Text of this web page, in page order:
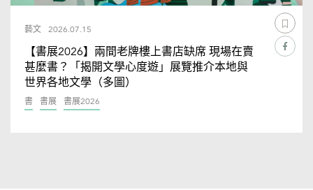
藝文 2026.07.15
【書展2026】兩間老牌樓上書店缺席 現場在賣
甚麼書？「揭開文學心度遊」展覽推介本地與
世界各地文學（多圖）
書 書展 書展2026